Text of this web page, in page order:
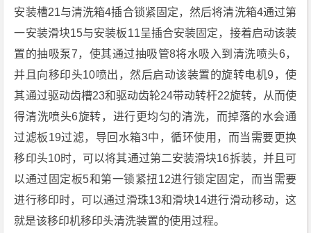
安装槽21与清洗箱4插合锁紧固定，然后将清洗箱4通过第
一安装滑块15与安装板11呈插合安装固定，接着启动该装
置的抽吸泵7，使其通过抽吸管8将水吸入到清洗喷头6，
并且向移印头10喷出，然后启动该装置的旋转电机9，使
其通过驱动齿槽23和驱动齿轮24带动转杆22旋转，从而使
得清洗喷头6旋转，进行更均匀的清洗，而掉落的水会通
过滤板19过滤，导回水箱3中，循环使用，而当需要更换
移印头10时，可以将其通过第二安装滑块16拆装，并且可
以通过固定板5和第一锁紧扭12进行锁定固定，而当需要
进行移印时，可以通过滑珠13和滑块14进行滑动移动，这
就是该移印机移印头清洗装置的使用过程。